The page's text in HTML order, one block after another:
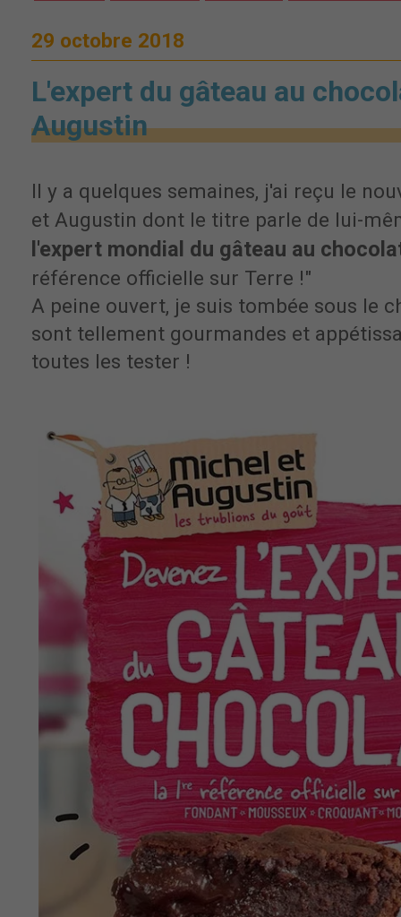
29 octobre 2018
L'expert du gâteau au
Augustin
Il y a quelques semaines, j'ai reçu le
et Augustin dont le titre parle de lui-
l'expert mondial du gâteau au
référence officielle sur Terre !"
A peine ouvert, je suis tombée sous le
sont tellement gourmandes et
toutes les tester !